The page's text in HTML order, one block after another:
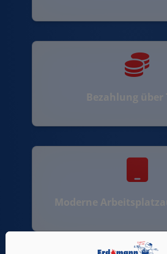
Bezahlung über
Moderne